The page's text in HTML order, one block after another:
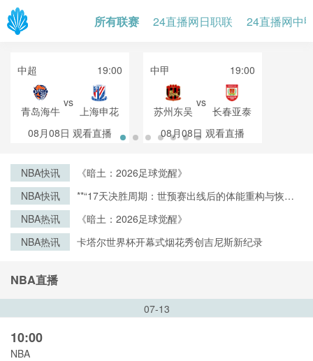
所有联赛 24直播网日职联 24直播网中
中超 19:00
青岛海牛
vs
上海申花
08月08日 观看直播
中甲 19:00
苏州东吴
vs
长春亚泰
08月08日 观看直播
NBA快讯
《暗土：2026足球觉醒》
NBA快讯
**“17天决胜周期：世预赛出线后的体能重构与恢复
NBA热讯
《暗土：2026足球觉醒》
NBA热讯
卡塔尔世界杯开幕式烟花秀创吉尼斯新纪录
NBA直播
07-13
10:00
NBA